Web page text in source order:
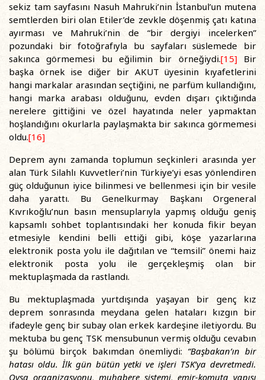
sekiz tam sayfasını Nasuh Mahruki’nin İstanbul’un mutena
semtlerden biri olan Etiler’de zevkle döşenmiş çatı katına
ayırması ve Mahruki’nin de “bir dergiyi incelerken”
pozundaki bir fotoğrafıyla bu sayfaları süslemede bir
sakınca görmemesi bu eğilimin bir örneğiydi.[15]Bir
başka örnek ise diğer bir AKUT üyesinin kıyafetlerini
hangi markalar arasından seçtiğini, ne parfüm kullandığını,
hangi marka arabası olduğunu, evden dışarı çıktığında
nerelere gittiğini ve özel hayatında neler yapmaktan
hoşlandığını okurlarla paylaşmakta bir sakınca görmemesi
oldu.[16]
Deprem aynı zamanda toplumun seçkinleri arasında yer
alan Türk Silahlı Kuvvetleri’nin Türkiye’yi esas yönlendiren
güç olduğunun iyice bilinmesi ve bellenmesi için bir vesile
daha yarattı. Bu Genelkurmay Başkanı Orgeneral
Kıvrıkoğlu’nun basın mensuplarıyla yapmış olduğu geniş
kapsamlı sohbet toplantısındaki her konuda fikir beyan
etmesiyle kendini belli ettiği gibi, köşe yazarlarına
elektronik posta yolu ile dağıtılan ve “temsili” önemi haiz
elektronik posta yolu ile gerçekleşmiş olan bir
mektuplaşmada da rastlandı.
Bu mektuplaşmada yurtdışında yaşayan bir genç kız
deprem sonrasında meydana gelen hataları kızgın bir
ifadeyle genç bir subay olan erkek kardeşine iletiyordu. Bu
mektuba bu genç TSK mensubunun vermiş olduğu cevabın
şu bölümü birçok bakımdan önemliydi: “Başbakan’ın bir
hatası oldu. İlk gün bütün yetki ve işleri TSK’ya devretmedi.
Oysa organizasyonu, muhabere sistemi, emir-komuta yapısı